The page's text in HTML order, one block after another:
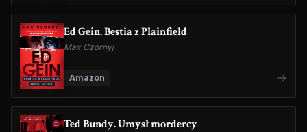
Ed Gein. Bestia z Plainfield
Max Czornyj
Amazon
Ted Bundy. Umysł mordercy